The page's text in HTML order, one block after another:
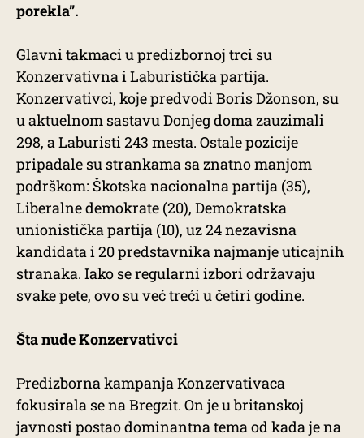
porekla”.
Glavni takmaci u predizbornoj trci su
Konzervativna i Laburistička partija.
Konzervativci, koje predvodi Boris Džonson, su
u aktuelnom sastavu Donjeg doma zauzimali
298, a Laburisti 243 mesta. Ostale pozicije
pripadale su strankama sa znatno manjom
podrškom: Škotska nacionalna partija (35),
Liberalne demokrate (20), Demokratska
unionistička partija (10), uz 24 nezavisna
kandidata i 20 predstavnika najmanje uticajnih
stranaka. Iako se regularni izbori održavaju
svake pete, ovo su već treći u četiri godine.
Šta nude Konzervativci
Predizborna kampanja Konzervativaca
fokusirala se na Bregzit. On je u britanskoj
javnosti postao dominantna tema od kada je na